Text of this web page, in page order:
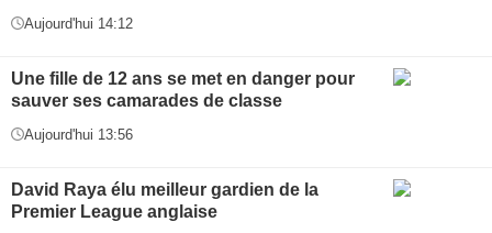
Aujourd'hui 14:12
Une fille de 12 ans se met en danger pour
sauver ses camarades de classe
Aujourd'hui 13:56
David Raya élu meilleur gardien de la
Premier League anglaise